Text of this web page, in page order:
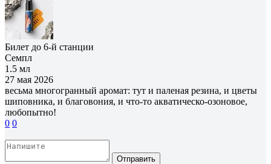
Билет до 6-й станции
Семпл
1.5 мл
27 мая 2026
весьма многогранный аромат: тут и паленая резина, и цветы
шиповника, и благовония, и что-то акватическо-озоновое,
любопытно!
0 0
Отправить